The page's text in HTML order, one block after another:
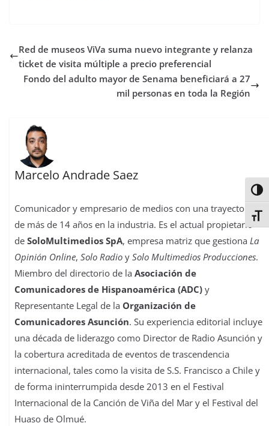
o
o
k
e
r
A
p
p
d
o
n
r
e
s
r
d
I
n
r
t
i
Red de museos ViVa suma nuevo integrante y relanza
ticket de visita múltiple a precio preferencial
Fondo del adulto mayor de Senama beneficiará a 27
mil personas en toda la Región
Marcelo Andrade Saez
Comunicador y empresario de medios con una trayectoria
de más de 14 años en la industria. Es el actual propietario
deSoloMultimedios SpA, empresa matriz que gestionaLa
Opinión Online,Solo Radio ySolo Multimedios Producciones.
Miembro del directorio de laAsociación de
Comunicadores de Hispanoamérica (ADC) y
Representante Legal de la Organización de
Comunicadores Asunción. Su experiencia editorial incluye
una década de liderazgo como Director de Radio Asunción y
la cobertura acreditada de eventos de trascendencia
internacional, tales como la visita de S.S. Francisco a Chile y
de forma ininterrumpida desde 2013 en el Festival
Internacional de la Canción de Viña del Mar y el Festival del
Huaso de Olmué.